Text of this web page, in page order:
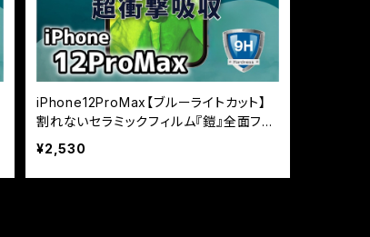
iPhone12ProMax【ブルーライトカット】
割れないセラミックフィルム『鎧』全面フル
カバー
¥2,530